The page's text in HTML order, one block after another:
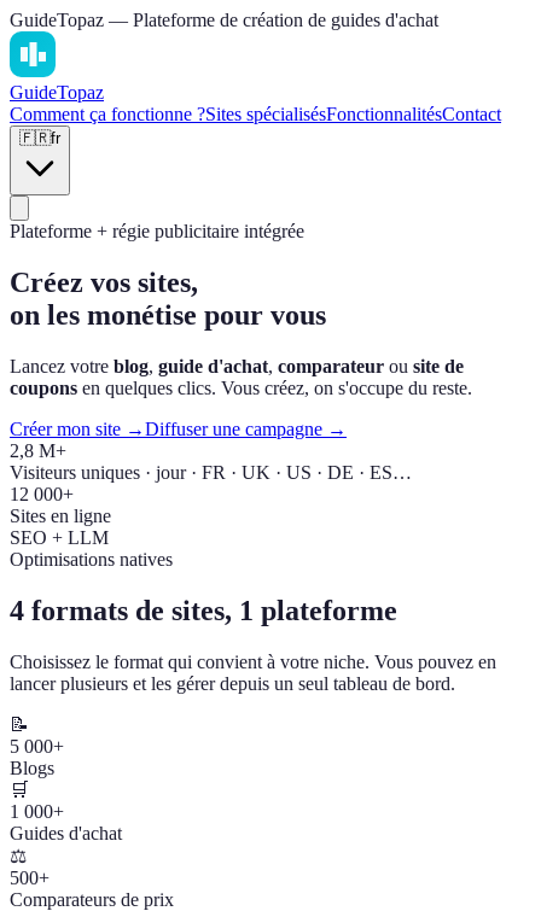
GuideTopaz — Plateforme de création de guides d'achat
GuideTopaz
Comment ça fonctionne ?Sites spécialisésFonctionnalitésContact
🇫🇷fr
Plateforme + régie publicitaire intégrée
Créez vos sites,
on les monétise pour vous
Lancez votre blog, guide d'achat, comparateur ou site de
coupons en quelques clics. Vous créez, on s'occupe du reste.
Créer mon site →Diffuser une campagne →
2,8 M+
Visiteurs uniques · jour · FR · UK · US · DE · ES…
12 000+
Sites en ligne
SEO + LLM
Optimisations natives
4 formats de sites, 1 plateforme
Choisissez le format qui convient à votre niche. Vous pouvez en
lancer plusieurs et les gérer depuis un seul tableau de bord.
📝
5 000+
Blogs
🛒
1 000+
Guides d'achat
⚖️
500+
Comparateurs de prix